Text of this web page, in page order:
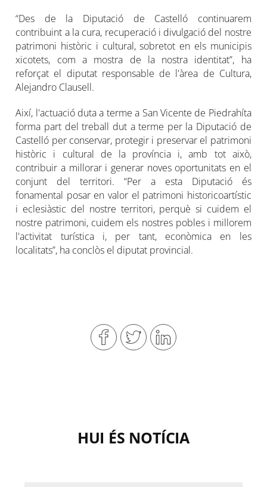
“Des de la Diputació de Castelló continuarem
contribuint a la cura, recuperació i divulgació del nostre
patrimoni històric i cultural, sobretot en els municipis
xicotets, com a mostra de la nostra identitat”, ha
reforçat el diputat responsable de l'àrea de Cultura,
Alejandro Clausell.
Així, l'actuació duta a terme a San Vicente de Piedrahíta
forma part del treball dut a terme per la Diputació de
Castelló per conservar, protegir i preservar el patrimoni
històric i cultural de la província i, amb tot això,
contribuir a millorar i generar noves oportunitats en el
conjunt del territori. “Per a esta Diputació és
fonamental posar en valor el patrimoni historicoartístic
i eclesiàstic del nostre territori, perquè si cuidem el
nostre patrimoni, cuidem els nostres pobles i millorem
l'activitat turística i, per tant, econòmica en les
localitats”, ha conclòs el diputat provincial.
HUI ÉS NOTÍCIA